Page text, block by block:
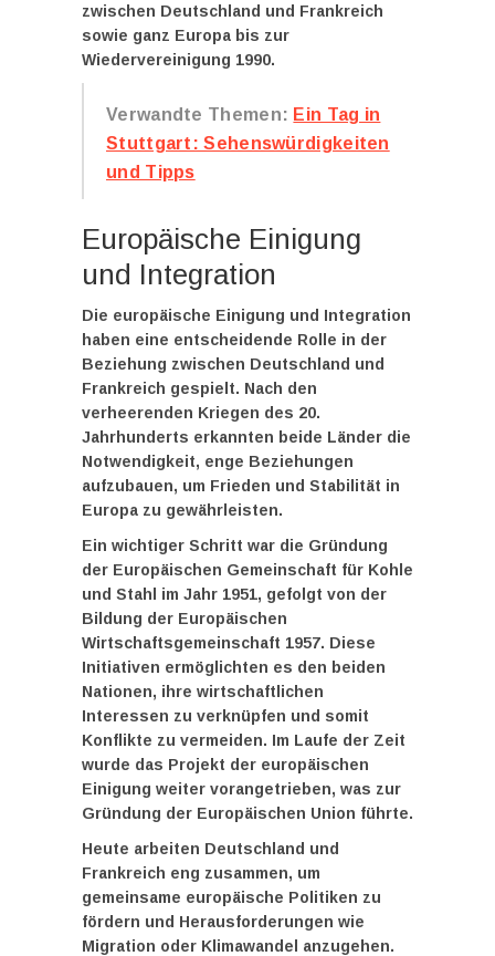
zwischen Deutschland und Frankreich
sowie ganz Europa bis zur
Wiedervereinigung 1990.
Verwandte Themen: Ein Tag in
Stuttgart: Sehenswürdigkeiten
und Tipps
Europäische Einigung
und Integration
Die europäische Einigung und Integration
haben eine entscheidende Rolle in der
Beziehung zwischen Deutschland und
Frankreich gespielt. Nach den
verheerenden Kriegen des 20.
Jahrhunderts erkannten beide Länder die
Notwendigkeit, enge Beziehungen
aufzubauen, um Frieden und Stabilität in
Europa zu gewährleisten.
Ein wichtiger Schritt war die Gründung
der Europäischen Gemeinschaft für Kohle
und Stahl im Jahr 1951, gefolgt von der
Bildung der Europäischen
Wirtschaftsgemeinschaft 1957. Diese
Initiativen ermöglichten es den beiden
Nationen, ihre wirtschaftlichen
Interessen zu verknüpfen und somit
Konflikte zu vermeiden. Im Laufe der Zeit
wurde das Projekt der europäischen
Einigung weiter vorangetrieben, was zur
Gründung der Europäischen Union führte.
Heute arbeiten Deutschland und
Frankreich eng zusammen, um
gemeinsame europäische Politiken zu
fördern und Herausforderungen wie
Migration oder Klimawandel anzugehen.